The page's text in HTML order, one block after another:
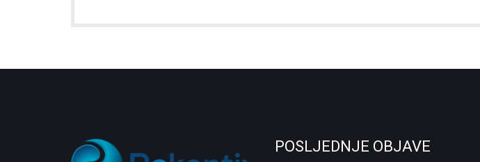
POSLJEDNJE OBJAVE